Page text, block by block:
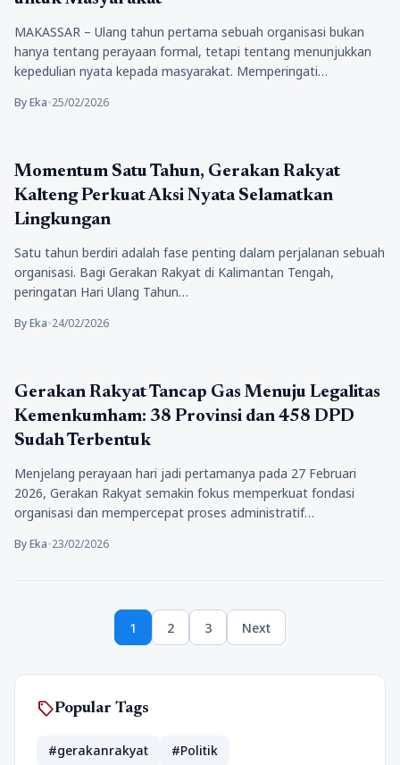
MAKASSAR – Ulang tahun pertama sebuah organisasi bukan
hanya tentang perayaan formal, tetapi tentang menunjukkan
kepedulian nyata kepada masyarakat. Memperingati…
By Eka•25/02/2026
Politik
Momentum Satu Tahun, Gerakan Rakyat
Kalteng Perkuat Aksi Nyata Selamatkan
Lingkungan
Satu tahun berdiri adalah fase penting dalam perjalanan sebuah
organisasi. Bagi Gerakan Rakyat di Kalimantan Tengah,
peringatan Hari Ulang Tahun…
By Eka•24/02/2026
Politik
Gerakan Rakyat Tancap Gas Menuju Legalitas
Kemenkumham: 38 Provinsi dan 458 DPD
Sudah Terbentuk
Menjelang perayaan hari jadi pertamanya pada 27 Februari
2026, Gerakan Rakyat semakin fokus memperkuat fondasi
organisasi dan mempercepat proses administratif…
By Eka•23/02/2026
Page
1 Page
2 Page
3 Next
sellPopular Tags
#gerakanrakyat
#Politik